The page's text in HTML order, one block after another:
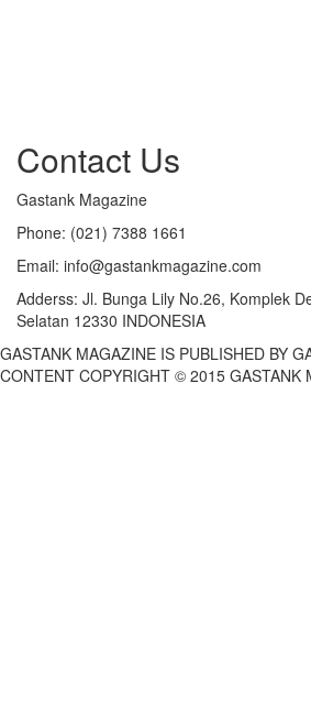
Contact Us
Gastank Magazine
Phone: (021) 7388 1661
Email: info@gastankmagazine.com
Adderss: Jl. Bunga Lily No.26, Komplek
Selatan 12330 INDONESIA
GASTANK MAGAZINE IS PUBLISHED BY
CONTENT COPYRIGHT © 2015 GASTANK